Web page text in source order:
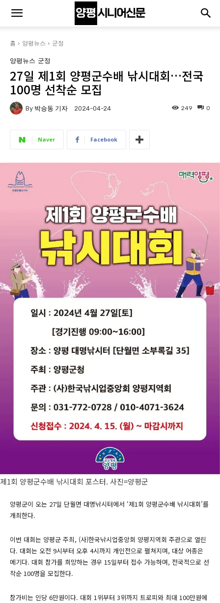
홈 양평뉴스 군정
양평뉴스 군정
27일 제1회 양평군수배 낚시대회…전국
100명 선착순 모집
By 박승동 기자 2024-04-24 0
249
Naver Facebook
제1회 양평군수배 낚시대회 포스터. 사진=양평군
양평군이 오는 27일 단월면 대명낚시터에서 ‘제1회 양평군수배 낚시대회’를
개최한다.
이번 대회는 양평군 주최, (사)한국낚시업중앙회 양평지역회 주관으로 열린
다. 대회는 오전 9시부터 오후 4시까지 개인전으로 펼쳐지며, 대상 어종은
메기다. 대회 참가를 희망하는 경우 15일부터 접수 가능하며, 전국적으로 선
착순 100명을 모집한다.
참가비는 인당 6만원이다. 대회 1위부터 3위까지 트로피와 최대 100만원에